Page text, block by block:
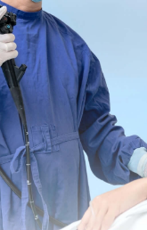
có thuốc cản